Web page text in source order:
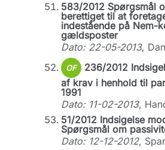
583/2012 Spørgsmål
berettiget til at
indestående på Nem-
gældsposter
Dato: 22-05-2013,
OF
236/2012
af krav i henhold til
1991
Dato: 11-02-2013,
51/2012 Indsigelse
Spørgsmål om
Dato: 12-12-2012,